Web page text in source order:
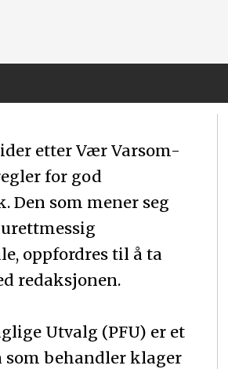
etter Vær Varsom-
for god
Den som mener seg
oppfordres til å ta
redaksjonen.
Utvalg (PFU) er et
som behandler klager